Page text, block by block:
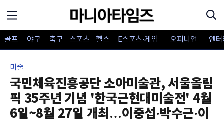
골프 야구 축구 스포츠 헬스 E스포츠·게임 오피니언 엔
미술
국민체육진흥공단 소아미술관, 서울올림
픽 35주년 기념 '한국근현대미술전' 4월
6일~8월 27일 개최…이중섭·박수근·이